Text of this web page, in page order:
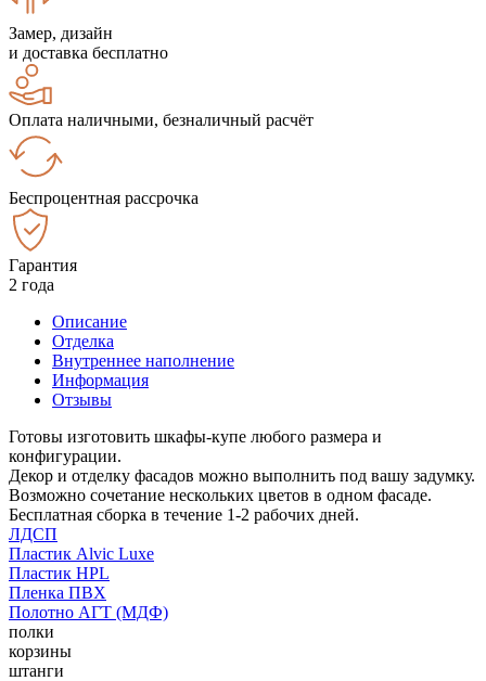
Замер, дизайн
и доставка бесплатно
Оплата наличными, безналичный расчёт
Беспроцентная рассрочка
Гарантия
2 года
Описание
Отделка
Внутреннее наполнение
Информация
Отзывы
Готовы изготовить шкафы-купе любого размера и
конфигурации.
Декор и отделку фасадов можно выполнить под вашу задумку.
Возможно сочетание нескольких цветов в одном фасаде.
Бесплатная сборка в течение 1-2 рабочих дней.
ЛДСП
Пластик Alvic Luxe
Пластик HPL
Пленка ПВХ
Полотно АГТ (МДФ)
полки
корзины
штанги